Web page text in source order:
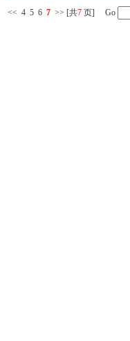
<< 4 5 6 7 >> [共7 页] Go